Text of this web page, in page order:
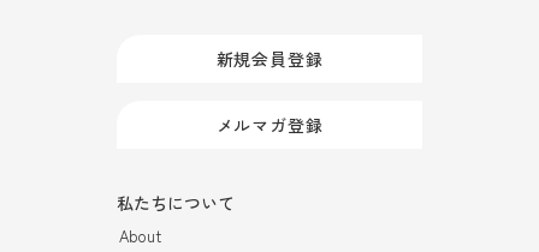
新規会員登録
メルマガ登録
私たちについて
About